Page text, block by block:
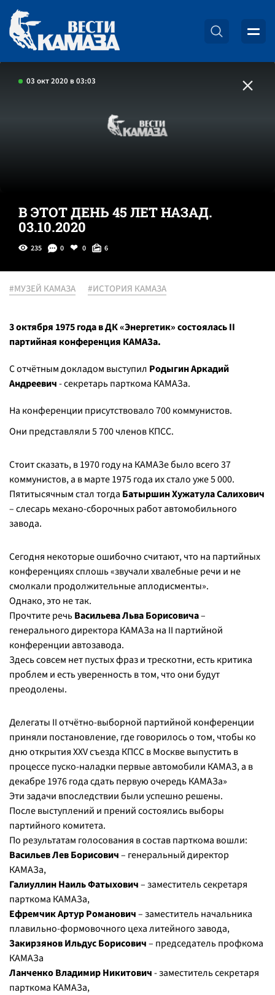
03 окт 2020 в 03:03
В ЭТОТ ДЕНЬ 45 ЛЕТ НАЗАД.
03.10.2020
235 0 0 6
#МУЗЕЙ КАМАЗА #ИСТОРИЯ КАМАЗА
3 октября 1975 года в ДК «Энергетик» состоялась II
партийная конференция КАМАЗа.
С отчётным докладом выступил Родыгин Аркадий
Андреевич- секретарь парткома КАМАЗа.
На конференции присутствовало 700 коммунистов.
Они представляли 5 700 членов КПСС.
Стоит сказать, в 1970 году на КАМАЗе было всего 37
коммунистов, а в марте 1975 года их стало уже 5 000.
Пятитысячным стал тогда Батыршин Хужатула Салихович
– слесарь механо-сборочных работ автомобильного
завода.
Сегодня некоторые ошибочно считают, что на партийных
конференциях сплошь «звучали хвалебные речи и не
смолкали продолжительные аплодисменты».
Однако, это не так.
Прочтите речьВасильева Льва Борисовича–
генерального директора КАМАЗа на II партийной
конференции автозавода.
Здесь совсем нет пустых фраз и трескотни, есть критика
проблем и есть уверенность в том, что они будут
преодолены.
Делегаты II отчётно-выборной партийной конференции
приняли постановление, где говорилось о том, чтобы ко
дню открытия XXV съезда КПСС в Москве выпустить в
процессе пуско-наладки первые автомобили КАМАЗ, а в
декабре 1976 года сдать первую очередь КАМАЗа»
Эти задачи впоследствии были успешно решены.
После выступлений и прений состоялись выборы
партийного комитета.
По результатам голосования в состав парткома вошли:
Васильев Лев Борисович– генеральный директор
КАМАЗа,
Галиуллин Наиль Фатыхович– заместитель секретаря
парткома КАМАЗа,
Ефремчик Артур Романович– заместитель начальника
плавильно-формовочного цеха литейного завода,
Закирзянов Ильдус Борисович– председатель профкома
КАМАЗа
Ланченко Владимир Никитович- заместитель секретаря
парткома КАМАЗа,